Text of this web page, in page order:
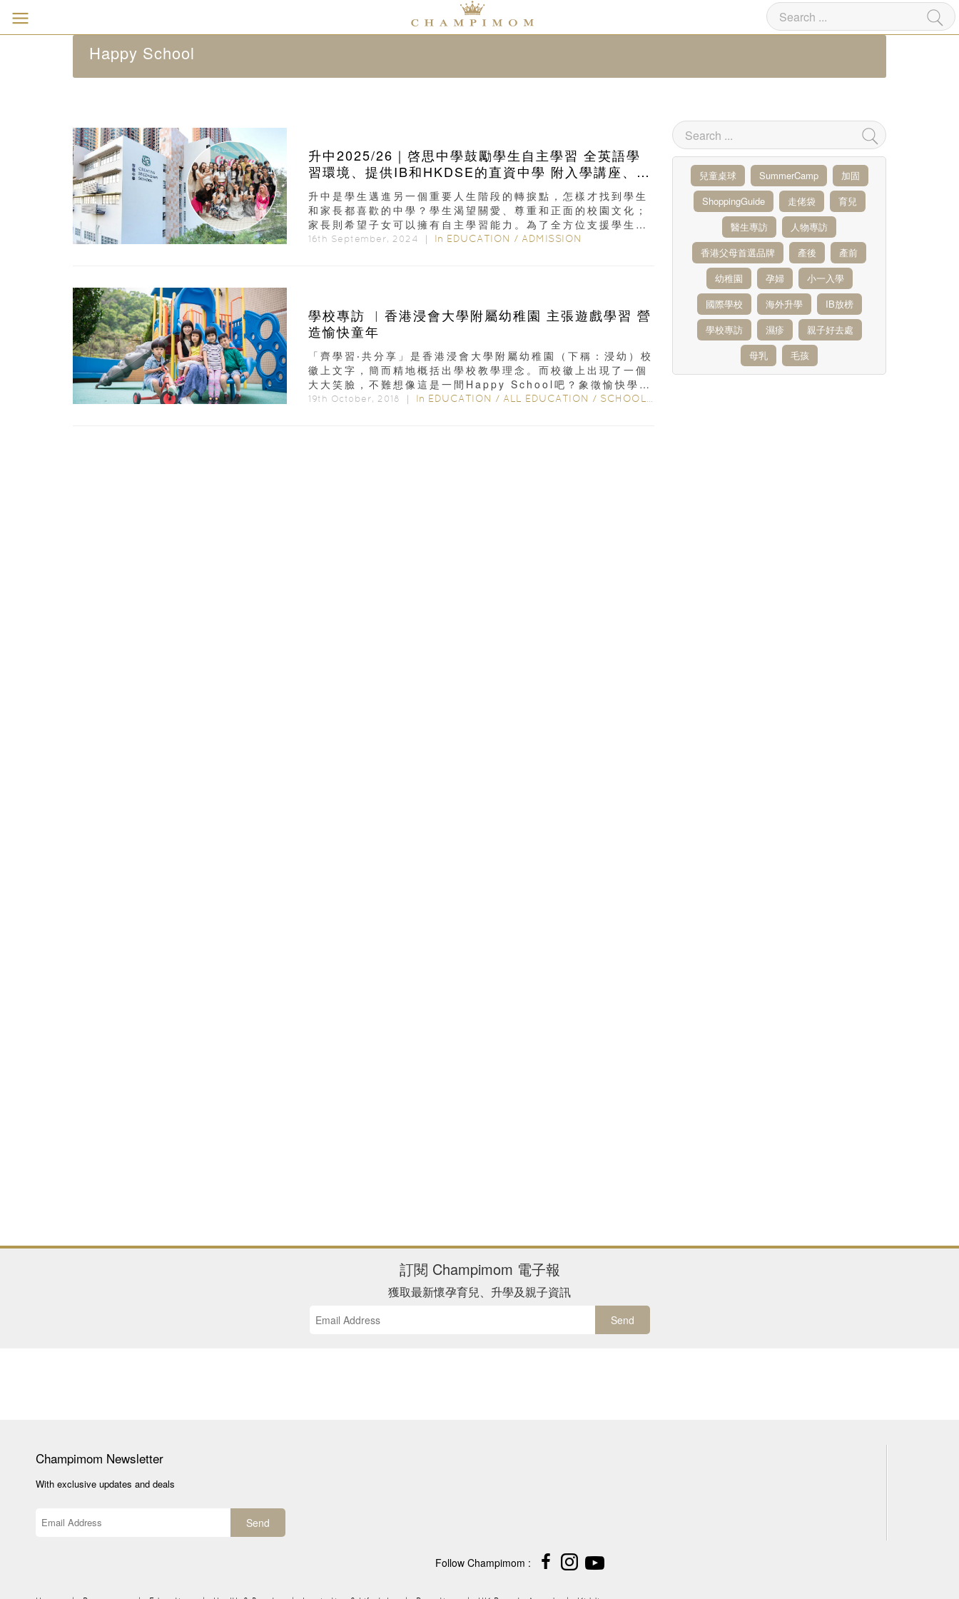
Happy School
升中2025/26｜啓思中學鼓勵學生自主學習 全英語學
習環境、提供IB和HKDSE的直資中學 附入學講座、校
園導賞和申請詳情！
升中是學生邁進另一個重要人生階段的轉捩點，怎樣才找到學生
和家長都喜歡的中學？學生渴望關愛、尊重和正面的校園文化；
家長則希望子女可以擁有自主學習能力。為了全方位支援學生的
學術及個人成長...
16th September, 2024 ｜ In EDUCATION / ADMISSION
學校專訪 ︳香港浸會大學附屬幼稚園 主張遊戲學習 營
造愉快童年
「齊學習‧共分享」是香港浸會大學附屬幼稚園（下稱：浸幼）校
徽上文字，簡而精地概括出學校教學理念。而校徽上出現了一個
大大笑臉，不難想像這是一間Happy School吧？象徵愉快學習
的浸幼...
19th October, 2018 ｜ In EDUCATION / ALL EDUCATION / SCHOOL INTERVIEW
兒童桌球 SummerCamp
加固
ShoppingGuide
走佬袋
育兒
醫生專訪
人物專訪
香港父母首選品牌
產後
產前
幼稚園
孕婦
小一入學
國際學校
海外升學
IB放榜
學校專訪
濕疹
親子好去處
母乳
毛孩
訂閱 Champimom 電子報
獲取最新懷孕育兒、升學及親子資訊
Send
Champimom Newsletter
With exclusive updates and deals
Send
Follow Champimom :